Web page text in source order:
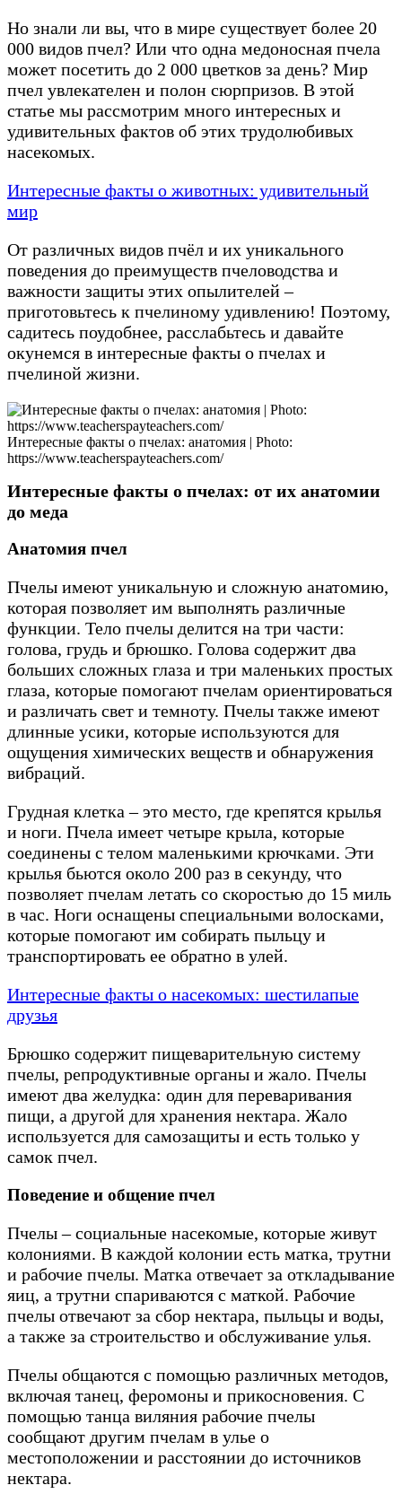
Но знали ли вы, что в мире существует более 20
000 видов пчел? Или что одна медоносная пчела
может посетить до 2 000 цветков за день? Мир
пчел увлекателен и полон сюрпризов. В этой
статье мы рассмотрим много интересных и
удивительных фактов об этих трудолюбивых
насекомых.
Интересные факты о животных: удивительный
мир
От различных видов пчёл и их уникального
поведения до преимуществ пчеловодства и
важности защиты этих опылителей –
приготовьтесь к пчелиному удивлению! Поэтому,
садитесь поудобнее, расслабьтесь и давайте
окунемся в интересные факты о пчелах и
пчелиной жизни.
Интересные факты о пчелах: анатомия | Photo:
https://www.teacherspayteachers.com/
Интересные факты о пчелах: от их анатомии
до меда
Анатомия пчел
Пчелы имеют уникальную и сложную анатомию,
которая позволяет им выполнять различные
функции. Тело пчелы делится на три части:
голова, грудь и брюшко. Голова содержит два
больших сложных глаза и три маленьких простых
глаза, которые помогают пчелам ориентироваться
и различать свет и темноту. Пчелы также имеют
длинные усики, которые используются для
ощущения химических веществ и обнаружения
вибраций.
Грудная клетка – это место, где крепятся крылья
и ноги. Пчела имеет четыре крыла, которые
соединены с телом маленькими крючками. Эти
крылья бьются около 200 раз в секунду, что
позволяет пчелам летать со скоростью до 15 миль
в час. Ноги оснащены специальными волосками,
которые помогают им собирать пыльцу и
транспортировать ее обратно в улей.
Интересные факты о насекомых: шестилапые
друзья
Брюшко содержит пищеварительную систему
пчелы, репродуктивные органы и жало. Пчелы
имеют два желудка: один для переваривания
пищи, а другой для хранения нектара. Жало
используется для самозащиты и есть только у
самок пчел.
Поведение и общение пчел
Пчелы – социальные насекомые, которые живут
колониями. В каждой колонии есть матка, трутни
и рабочие пчелы. Матка отвечает за откладывание
яиц, а трутни спариваются с маткой. Рабочие
пчелы отвечают за сбор нектара, пыльцы и воды,
а также за строительство и обслуживание улья.
Пчелы общаются с помощью различных методов,
включая танец, феромоны и прикосновения. С
помощью танца виляния рабочие пчелы
сообщают другим пчелам в улье о
местоположении и расстоянии до источников
нектара.